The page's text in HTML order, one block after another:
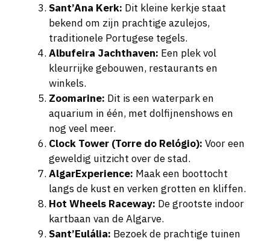
Sant’Ana Kerk: Dit kleine kerkje staat
bekend om zijn prachtige azulejos,
traditionele Portugese tegels.
Albufeira Jachthaven: Een plek vol
kleurrijke gebouwen, restaurants en
winkels.
Zoomarine: Dit is een waterpark en
aquarium in één, met dolfijnenshows en
nog veel meer.
Clock Tower (Torre do Relógio): Voor een
geweldig uitzicht over de stad.
AlgarExperience: Maak een boottocht
langs de kust en verken grotten en kliffen.
Hot Wheels Raceway: De grootste indoor
kartbaan van de Algarve.
Sant’Eulália: Bezoek de prachtige tuinen